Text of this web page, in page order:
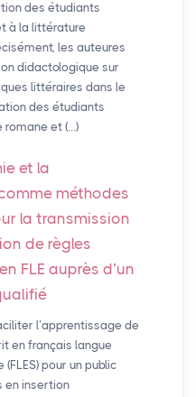
des étudiants
à la littérature
les auteures
didactologique sur
littéraires dans le
des étudiants
romane et (…)
et la
méthodes
la transmission
de règles
FLE auprès d’un
l’apprentissage de
en français langue
pour un public
en insertion